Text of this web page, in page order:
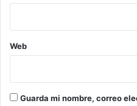
Web
Guarda mi nombre, correo